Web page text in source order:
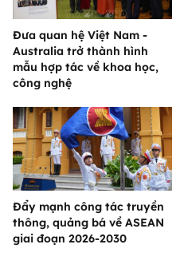
Đưa quan hệ Việt Nam -
Australia trở thành hình
mẫu hợp tác về khoa học,
công nghệ
Đẩy mạnh công tác truyền
thông, quảng bá về ASEAN
giai đoạn 2026-2030